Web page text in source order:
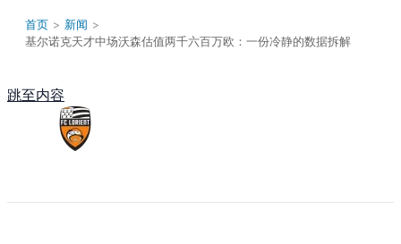
首页 > 新闻 >
基尔诺克天才中场沃森估值两千六百万欧：一份冷静的数据拆解
跳至内容